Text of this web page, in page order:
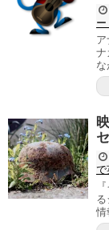
ー
ナ
な
で
情